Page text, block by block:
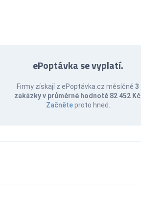
ePoptávka se vyplatí.
Firmy získají z ePoptávka.cz měsíčně3
zakázky v průměrné hodnotě 82 452 Kč.
Začněteproto hned.